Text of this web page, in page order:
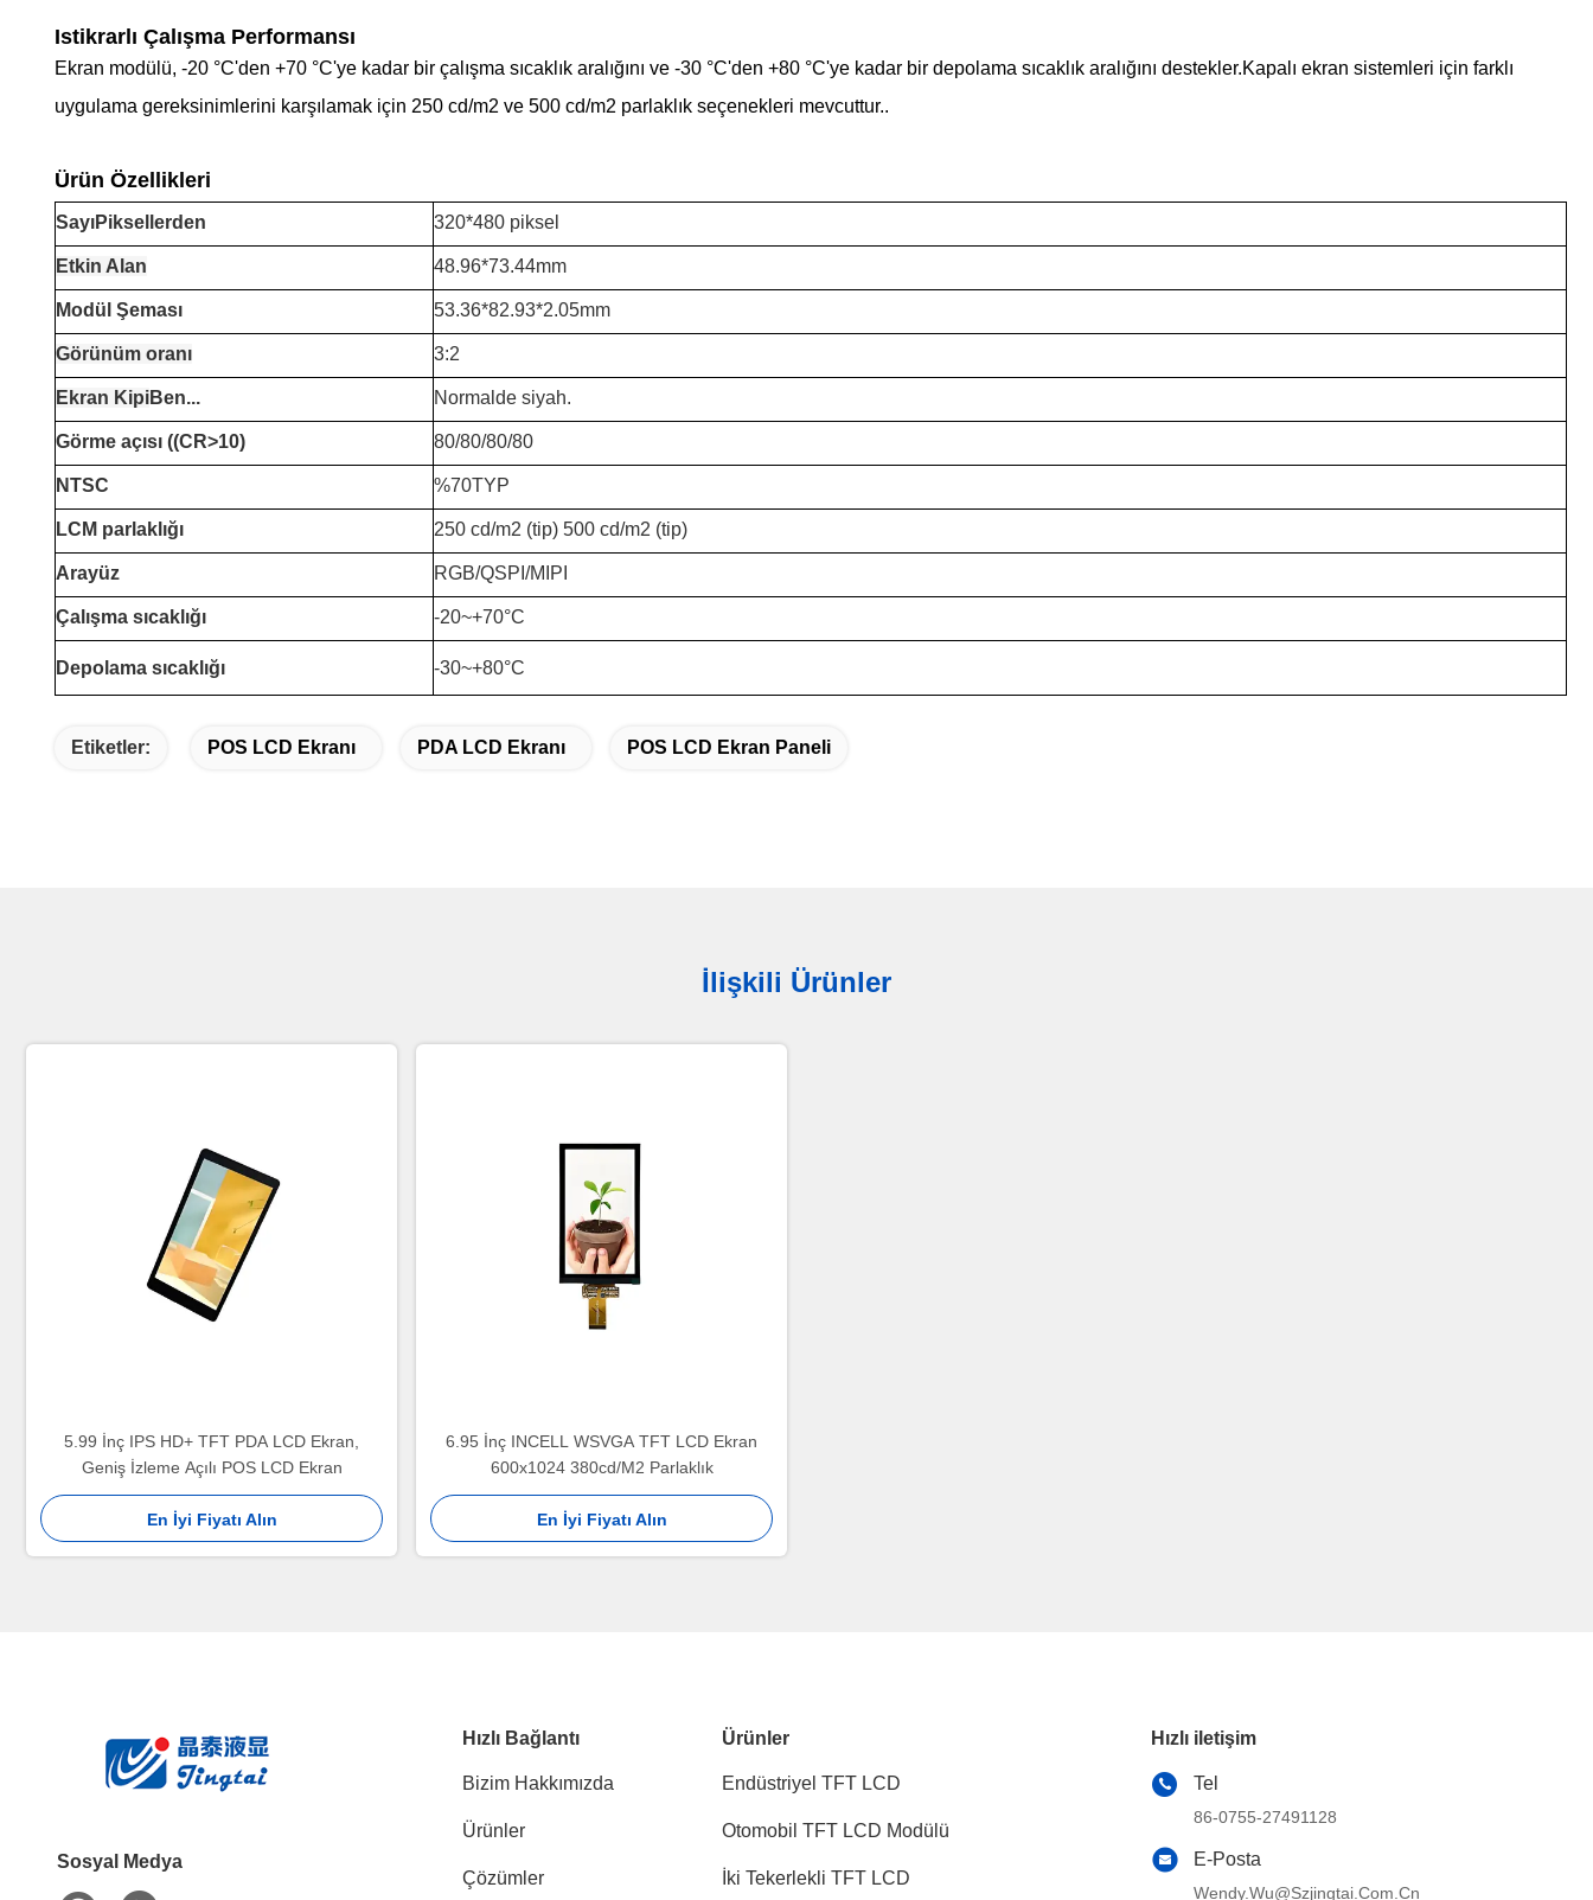
Istikrarlı Çalışma Performansı
Ekran modülü, -20 °C'den +70 °C'ye kadar bir çalışma sıcaklık aralığını ve -30 °C'den +80 °C'ye kadar bir depolama sıcaklık aralığını destekler.Kapalı ekran sistemleri için farklı
uygulama gereksinimlerini karşılamak için 250 cd/m2 ve 500 cd/m2 parlaklık seçenekleri mevcuttur..
Ürün Özellikleri
SayıPiksellerden 320*480 piksel
Etkin Alan 48.96*73.44mm
Modül Şeması 53.36*82.93*2.05mm
Görünüm oranı 3:2
Ekran KipiBen... Normalde siyah.
Görme açısı ((CR>10) 80/80/80/80
NTSC %70TYP
LCM parlaklığı 250 cd/m2 (tip) 500 cd/m2 (tip)
Arayüz RGB/QSPI/MIPI
Çalışma sıcaklığı -20~+70°C
Depolama sıcaklığı -30~+80°C
Etiketler: POS LCD Ekranı PDA LCD Ekranı POS LCD Ekran Paneli
İlişkili Ürünler
5.99 İnç IPS HD+ TFT PDA LCD Ekran,
Geniş İzleme Açılı POS LCD Ekran
En İyi Fiyatı Alın
6.95 İnç INCELL WSVGA TFT LCD Ekran
600x1024 380cd/M2 Parlaklık
En İyi Fiyatı Alın
Sosyal Medya
Hızlı Bağlantı
Bizim Hakkımızda
Ürünler
Çözümler
Ürünler
Endüstriyel TFT LCD
Otomobil TFT LCD Modülü
İki Tekerlekli TFT LCD
Hızlı iletişim
Tel
86-0755-27491128
E-Posta
Wendy.wu@szjingtai.com.cn